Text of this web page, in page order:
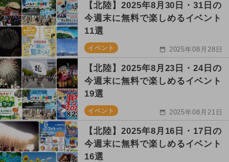
【北陸】2025年8月30日・31日の
今週末に無料で楽しめるイベント
11選
イベント 2025年08月28日
【北陸】2025年8月23日・24日の
今週末に無料で楽しめるイベント
19選
イベント 2025年08月21日
【北陸】2025年8月16日・17日の
今週末に無料で楽しめるイベント
16選